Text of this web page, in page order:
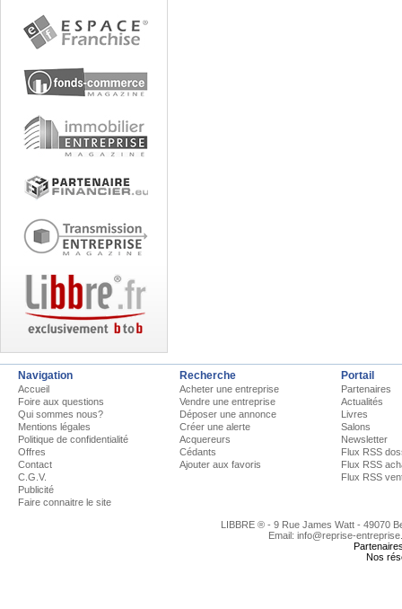
Navigation
Accueil
Foire aux questions
Qui sommes nous?
Mentions légales
Politique de confidentialité
Offres
Contact
C.G.V.
Publicité
Faire connaitre le site
Recherche
Acheter une entreprise
Vendre une entreprise
Déposer une annonce
Créer une alerte
Acquereurs
Cédants
Ajouter aux favoris
Portail
Partenaires
Actualités
Livres
Salons
Newsletter
Flux RSS
Flux RSS
Flux RSS
LIBBRE ® - 9 Rue James Watt - 49070
Email: info@reprise-
Nos